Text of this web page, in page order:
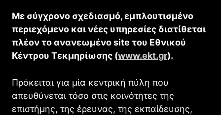
Με σύγχρονο σχεδιασμό, εμπλουτισμένο
περιεχόμενο και νέες υπηρεσίες διατίθεται
πλέον το ανανεωμένο site του Εθνικού
Κέντρου Τεκμηρίωσης (www.ekt.gr).
Πρόκειται για μία κεντρική πύλη που
απευθύνεται τόσο στις κοινότητες της
επιστήμης, της έρευνας, της εκπαίδευσης,